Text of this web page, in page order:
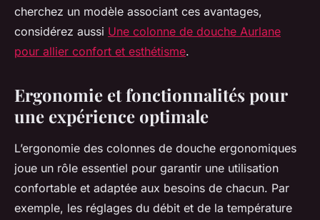
cherchez un modèle associant ces avantages,
considérez aussi Une colonne de douche Aurlane
pour allier confort et esthétisme.
Ergonomie et fonctionnalités pour
une expérience optimale
L’ergonomie des colonnes de douche ergonomiques
joue un rôle essentiel pour garantir une utilisation
confortable et adaptée aux besoins de chacun. Par
exemple, les réglages du débit et de la température